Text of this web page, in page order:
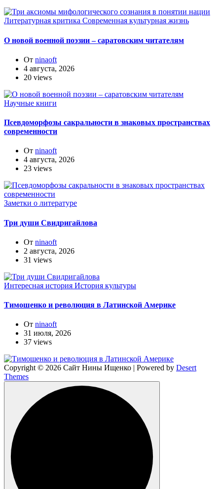
Литературная критика Современная культурная жизнь
О новой военной поэзии – саратовским читателям
От ninaoft
4 августа, 2026
20 views
Научные книги
Псевдоморфозы сакральности в знаковых пространствах
современности
От ninaoft
4 августа, 2026
23 views
Заметки о литературе
Три души Свидригайлова
От ninaoft
2 августа, 2026
31 views
Интересная история История культуры
Тимошенко и революция в Латинской Америке
От ninaoft
31 июля, 2026
37 views
Copyright © 2026 Сайт Нины Ищенко | Powered by Desert
Themes